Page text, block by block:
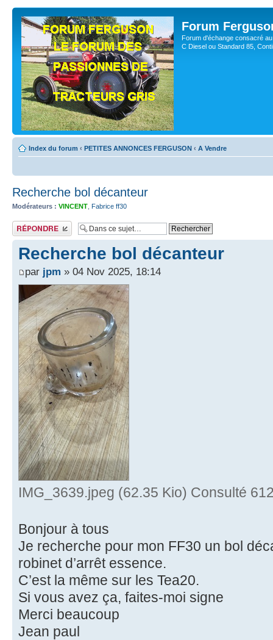
Forum
Forum d'échange consacré
C Diesel ou Standard 85,
Index du forum ‹ PETITES ANNONCES FERGUSON ‹ A Vendre
Recherche bol décanteur
Modérateurs : VINCENT Fabrice ff30
Publier une réponse
Recherche bol décanteur
par jpm » 04 Nov 2025, 18:14
IMG_3639.jpeg (62.35 Kio) Consulté
Bonjour à tous
Je recherche pour mon FF30 un bol
robinet d’arrêt essence.
C’est la même sur les Tea20.
Si vous avez ça, faites-moi signe
Merci beaucoup
Jean paul